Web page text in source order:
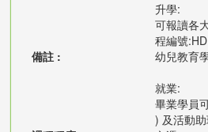
備註 :
升學:
可報讀各
程編號
幼兒教育
就業:
畢業學員
) 及活動